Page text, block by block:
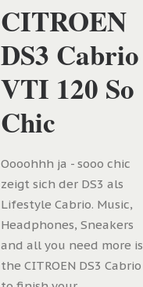
CITROEN
DS3 Cabrio
VTI 120 So
Chic
Oooohhh ja - sooo chic
zeigt sich der DS3 als
Lifestyle Cabrio. Music,
Headphones, Sneakers
and all you need more is
the CITROEN DS3 Cabrio